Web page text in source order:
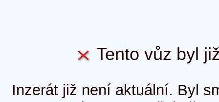
Tento vůz byl
Inzerát již není aktuální. Byl